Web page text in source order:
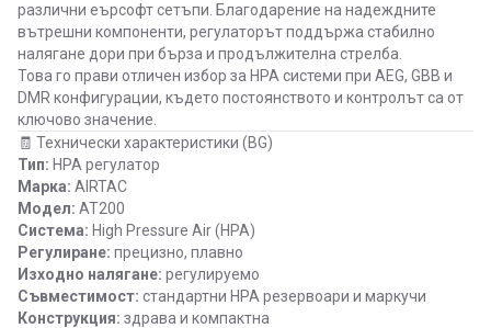
различни еърсофт сетъпи. Благодарение на надеждните
вътрешни компоненти, регулаторът поддържа стабилно
налягане дори при бърза и продължителна стрелба.
Това го прави отличен избор за HPA системи при AEG, GBB и
DMR конфигурации, където постоянството и контролът са от
ключово значение.
🧾 Технически характеристики (BG)
Тип: HPA регулатор
Марка: AIRTAC
Модел: AT200
Система: High Pressure Air (HPA)
Регулиране: прецизно, плавно
Изходно налягане: регулируемо
Съвместимост: стандартни HPA резервоари и маркучи
Конструкция: здрава и компактна